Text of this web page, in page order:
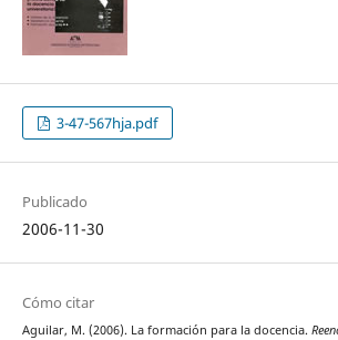
3-47-567hja.pdf
Publicado
2006-11-30
Cómo citar
Aguilar, M. (2006). La formación para la docencia.